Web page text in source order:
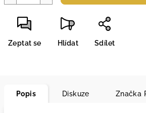
Zeptat se Hlídat Sdílet
Popis Diskuze Značka